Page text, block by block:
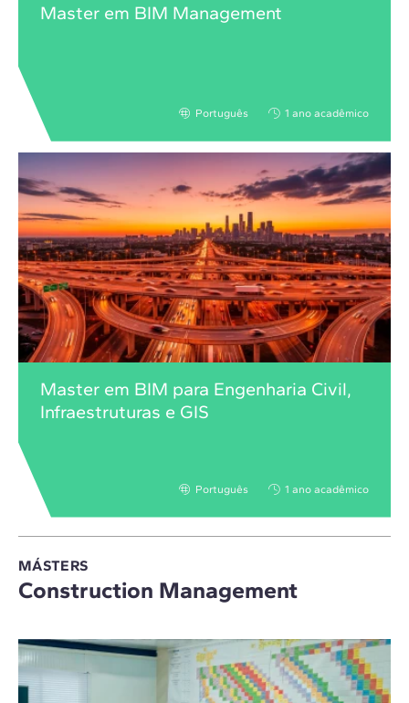
Master em BIM Management
Português 1 ano acadêmico
Master em BIM para Engenharia Civil,
Infraestruturas e GIS
Português 1 ano acadêmico
MÁSTERS
Construction Management